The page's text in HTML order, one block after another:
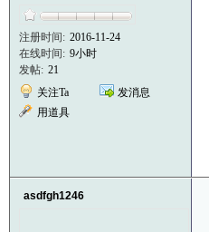
注册时间: 2016-11-24
在线时间: 9小时
发帖: 21
关注Ta
发消息
用道具
asdfgh1246